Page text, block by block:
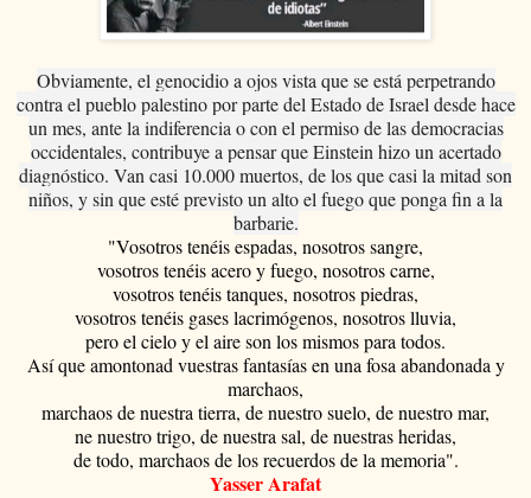
Obviamente, el genocidio a ojos vista que se está perpetrando
contra el pueblo palestino por parte del Estado de Israel desde hace
un mes, ante la indiferencia o con el permiso de las democracias
occidentales, contribuye a pensar que Einstein hizo un acertado
diagnóstico. Van casi 10.000 muertos, de los que casi la mitad son
niños, y sin que esté previsto un alto el fuego que ponga fin a la
barbarie.
"Vosotros tenéis espadas, nosotros sangre,
vosotros tenéis acero y fuego, nosotros carne,
vosotros tenéis tanques, nosotros piedras,
vosotros tenéis gases lacrimógenos, nosotros lluvia,
pero el cielo y el aire son los mismos para todos.
Así que amontonad vuestras fantasías en una fosa abandonada y
marchaos,
marchaos de nuestra tierra, de nuestro suelo, de nuestro mar,
ne nuestro trigo, de nuestra sal, de nuestras heridas,
de todo, marchaos de los recuerdos de la memoria".
Yasser Arafat